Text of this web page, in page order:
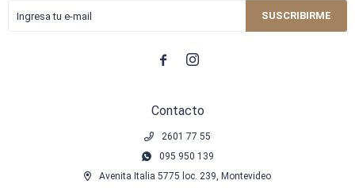
Contacto
2601 77 55
095 950 139
Avenita Italia 5775 loc. 239, Montevideo
SUSCRIBIRME
 